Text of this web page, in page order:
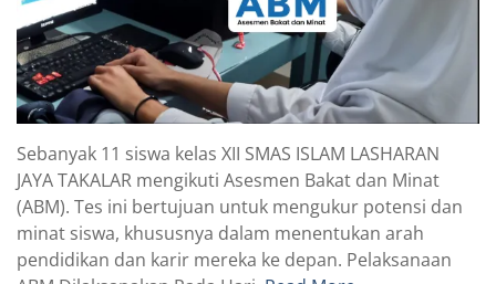
Sebanyak 11 siswa kelas XII SMAS ISLAM LASHARAN
JAYA TAKALAR mengikuti Asesmen Bakat dan Minat
(ABM). Tes ini bertujuan untuk mengukur potensi dan
minat siswa, khususnya dalam menentukan arah
pendidikan dan karir mereka ke depan. Pelaksanaan